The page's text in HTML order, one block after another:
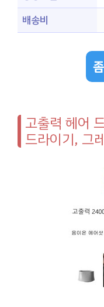
배송비
고출력 헤어
드라이기, 그